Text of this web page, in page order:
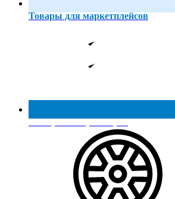
Товары для маркетплейсов
Реестр МинПромТорга